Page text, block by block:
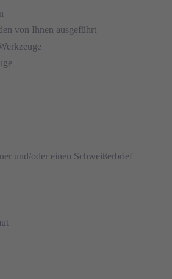
von Ihnen ausgeführt
und/oder einen Schweißerbrief